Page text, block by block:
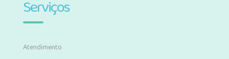
Serviços
Atendimento